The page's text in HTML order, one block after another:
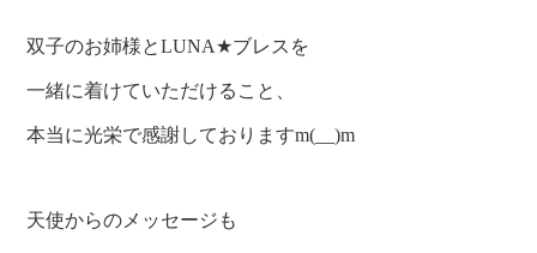
双子のお姉様とLUNA★ブレスを
一緒に着けていただけること、
本当に光栄で感謝しておりますm(__)m
天使からのメッセージも